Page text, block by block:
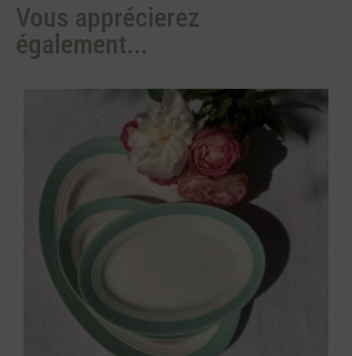
Vous apprécierez
également...